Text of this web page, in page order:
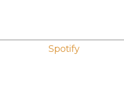
Spotify